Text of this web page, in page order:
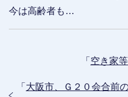
今は高齢者も…
「 空き家
「 大阪市、Ｇ２０会合前